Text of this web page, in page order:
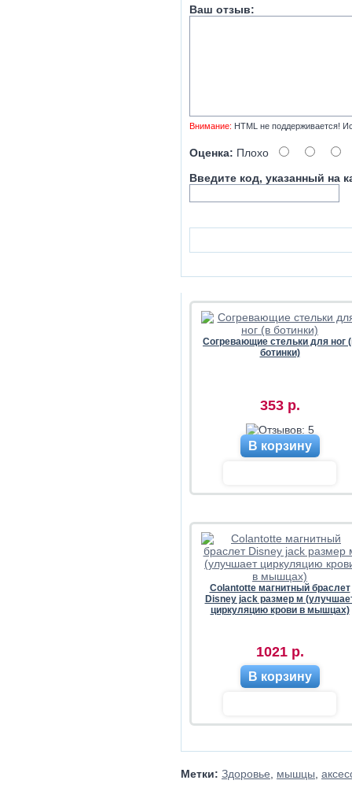
Ваш отзыв:
Внимание: HTML не поддерживается!
Оценка: Плохо
Введите код, указанный на
Согревающие стельки для ног
ботинки)
353 р.
В корзину
Colantotte магнитный браслет
Disney jack размер м
циркуляцию крови в мышцах)
1021 р.
В корзину
Метки: Здоровье мышцы